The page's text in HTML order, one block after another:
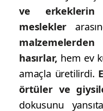
ve erkeklerin
meslekler
hasırlar, hem ev
amaçla üretilirdi.
örtüler ve
dokusunu